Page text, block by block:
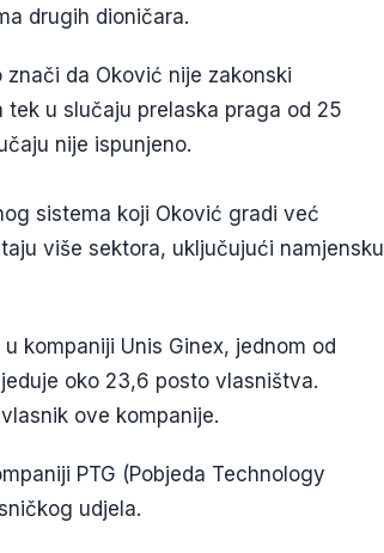
drugih dioničara.
da Oković nije zakonski
u slučaju prelaska praga od 25
nije ispunjeno.
sistema koji Oković gradi već
više sektora, uključujući namjensku
kompaniji Unis Ginex, jednom od
oko 23,6 posto vlasništva.
ove kompanije.
PTG (Pobjeda Technology
udjela.